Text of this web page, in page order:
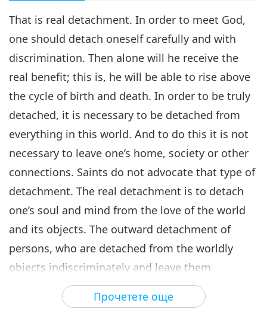
Прочетете още
That is real detachment. In order to meet God,
one should detach oneself carefully and with
discrimination. Then alone will he receive the
real benefit; this is, he will be able to rise above
the cycle of birth and death. In order to be truly
detached, it is necessary to be detached from
everything in this world. And to do this it is not
necessary to leave one’s home, society or other
connections. Saints do not advocate that type of
detachment. The real detachment is to detach
one’s soul and mind from the love of the world
and its objects. The outward detachment of
persons, who are detached from the worldly
objects indiscriminately and leave them
outwardly only, can never bring peace. For then,
attachment is still felt in the mind, and that